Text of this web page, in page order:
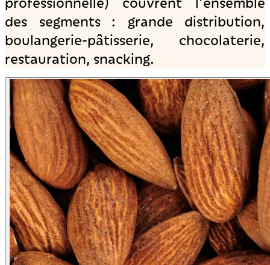
des segments : grande distribution,
boulangerie-pâtisserie, chocolaterie,
restauration, snacking.